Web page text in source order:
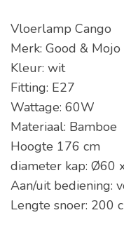
Vloerlamp Cango
Merk: Good & Mojo
Kleur: wit
Fitting: E27
Wattage: 60W
Materiaal: Bamboe
Hoogte 176 cm
diameter kap: Ø60
Aan/uit bediening:
Lengte snoer: 200